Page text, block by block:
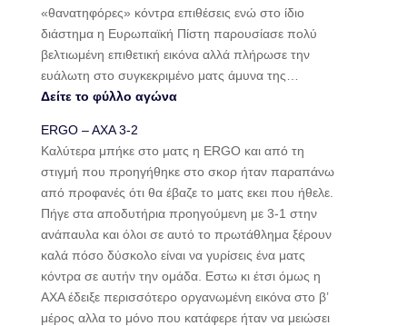
«θανατηφόρες» κόντρα επιθέσεις ενώ στο ίδιο
διάστημα η Ευρωπαϊκή Πίστη παρουσίασε πολύ
βελτιωμένη επιθετική εικόνα αλλά πλήρωσε την
ευάλωτη στο συγκεκριμένο ματς άμυνα της…
Δείτε το φύλλο αγώνα
ERGO – AXA 3-2
Καλύτερα μπήκε στο ματς η ERGO και από τη
στιγμή που προηγήθηκε στο σκορ ήταν παραπάνω
από προφανές ότι θα έβαζε το ματς εκει που ήθελε.
Πήγε στα αποδυτήρια προηγούμενη με 3-1 στην
ανάπαυλα και όλοι σε αυτό το πρωτάθλημα ξέρουν
καλά πόσο δύσκολο είναι να γυρίσεις ένα ματς
κόντρα σε αυτήν την ομάδα. Εστω κι έτσι όμως η
ΑΧΑ έδειξε περισσότερο οργανωμένη εικόνα στο β’
μέρος αλλα το μόνο που κατάφερε ήταν να μειώσει